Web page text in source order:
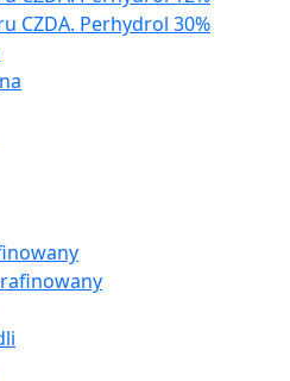
CZDA. Perhydrol 30%